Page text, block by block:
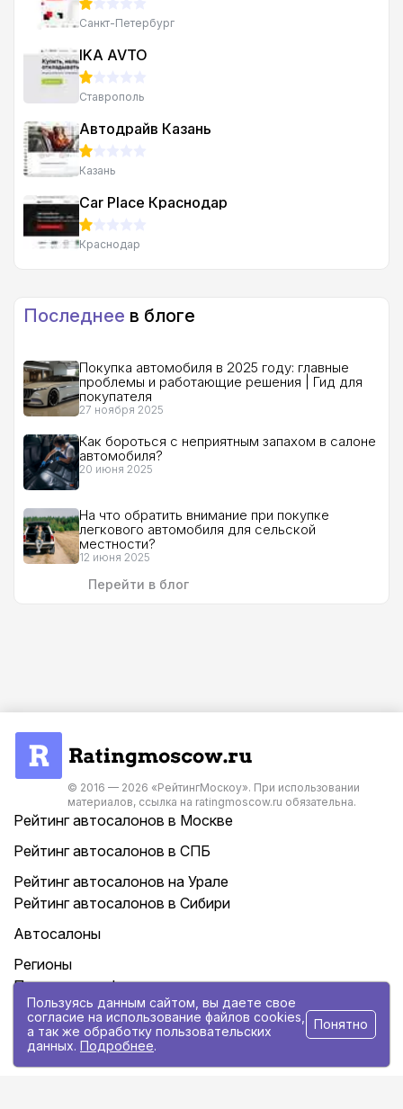
Санкт-Петербург
IKA AVTO
Ставрополь
Автодрайв Казань
Казань
Car Place Краснодар
Краснодар
Последнее в блоге
Покупка автомобиля в 2025 году: главные
проблемы и работающие решения | Гид для
покупателя
27 ноября 2025
Как бороться с неприятным запахом в салоне
автомобиля?
20 июня 2025
На что обратить внимание при покупке
легкового автомобиля для сельской
местности?
12 июня 2025
Перейти в блог
© 2016 — 2026 «РейтингМоскоу». При использовании
материалов, ссылка на ratingmoscow.ru обязательна.
Рейтинг автосалонов в Москве
Рейтинг автосалонов в СПБ
Рейтинг автосалонов на Урале
Рейтинг автосалонов в Сибири
Автосалоны
Регионы
Политика конфиденциальности
Контакты
Статьи
Пользуясь данным сайтом, вы даете свое
согласие на использование файлов cookies,
а так же обработку пользовательских
данных. Подробнее.
Понятно